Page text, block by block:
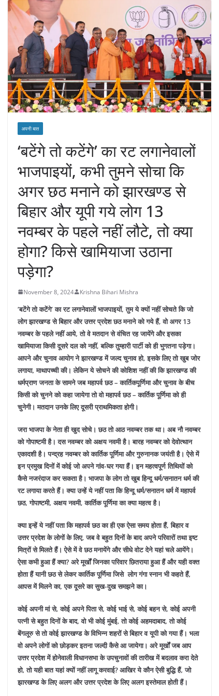
अपनी बात
‘बटेंगे तो कटेंगे’ का रट लगानेवालों
भाजपाइयों, कभी तुमने सोचा कि
अगर छठ मनाने को झारखण्ड से
बिहार और यूपी गये लोग 13
नवम्बर के पहले नहीं लौटे, तो क्या
होगा? किसे खामियाजा उठाना
पड़ेगा?
November 8, 2024 Krishna Bihari Mishra
‘बटेंगे तो कटेंगे’ का रट लगानेवालों भाजपाइयों, तुम ये क्यों नहीं सोचते कि जो
लोग झारखण्ड से बिहार और उत्तर प्रदेश छठ मनाने को गये हैं, वो अगर 13
नवम्बर के पहले नहीं आये, तो वे मतदान से वंचित रह जायेंगे और इसका
खामियाजा किसी दूसरे दल को नहीं, बल्कि तुम्हारी पार्टी को ही भुगतना पड़ेगा।
आपने और चुनाव आयोग ने झारखण्ड में जल्द चुनाव हो, इसके लिए तो खुब जोर
लगाया, माथापच्ची की। लेकिन ये सोचने की कोशिश नहीं की कि झारखण्ड की
धर्मप्राण जनता के सामने जब महापर्व छठ – कार्तिकपूर्णिमा और चुनाव के बीच
किसी को चुनने को कहा जायेगा तो वो महापर्व छठ – कार्तिक पूर्णिमा को ही
चुनेगी। मतदान उनके लिए दूसरी प्राथमिकता होगी।
जरा भाजपा के नेता ही खुद सोचे। छठ तो आठ नवम्बर तक था। अब नौ नवम्बर
को गोपाष्टमी है। दस नवम्बर को अक्षय नवमी है। बारह नवम्बर को देवोत्थान
एकादशी है। पन्द्रह नवम्बर को कार्तिक पूर्णिमा और गुरुनानक जयंती है। ऐसे में
इन प्रमुख दिनों में कोई जो अपने गांव-घर गया हैं। इन महत्वपूर्ण तिथियों को
कैसे नजरंदाज कर सकता है। भाजपा के लोग तो खुब हिन्दू धर्म/सनातन धर्म की
रट लगाया करते हैं। क्या उन्हें ये नहीं पता कि हिन्दू धर्म/सनातन धर्म में महापर्व
छठ, गोपाष्टमी, अक्षय नवमी, कार्तिक पूर्णिमा का क्या महत्व है।
क्या इन्हें ये नहीं पता कि महापर्व छठ का ही एक ऐसा समय होता हैं, बिहार व
उत्तर प्रदेश के लोगों के लिए, जब वे बहुत दिनों के बाद अपने परिवारों तथा इष्ट
मित्रों से मिलते हैं। ऐसे में वे छठ मनायेंगे और सीधे वोट देने यहां चले आयेंगे।
ऐसा कभी हुआ हैं क्या? अरे मूर्खों जिनका परिवार छितराया हुआ हैं और यही वक्त
होता हैं यानी छठ से लेकर कार्तिक पूर्णिमा जिसे लोग गंगा स्नान भी कहते हैं,
आपस में मिलने का, एक दूसरे का सुख-दुख समझने का।
कोई अपनी मां से, कोई अपने पिता से, कोई भाई से, कोई बहन से, कोई अपनी
पत्नी से बहुत दिनों के बाद, वो भी कोई मुंबई, तो कोई अहमदाबाद, तो कोई
बेंगलूरु से तो कोई झारखण्ड के विभिन्न शहरों से बिहार व यूपी को गया हैं। भला
वो अपने लोगों को छोड़कर इतना जल्दी कैसे आ जायेगा। अरे मूर्खों जब आप
उत्तर प्रदेश में होनेवाली विधानसभा के उपचुनावों की तारीख में बदलाव करा देते
हो, तो यही बात यहां क्यों नहीं लागू करवाई? आखिर ये कौन ऐसी बुद्धि हैं, जो
झारखण्ड के लिए अलग और उत्तर प्रदेश के लिए अलग इस्तेमाल होती हैं।